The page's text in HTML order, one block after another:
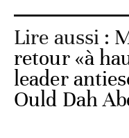
Lire aussi :
retour «à
leader
Ould Dah